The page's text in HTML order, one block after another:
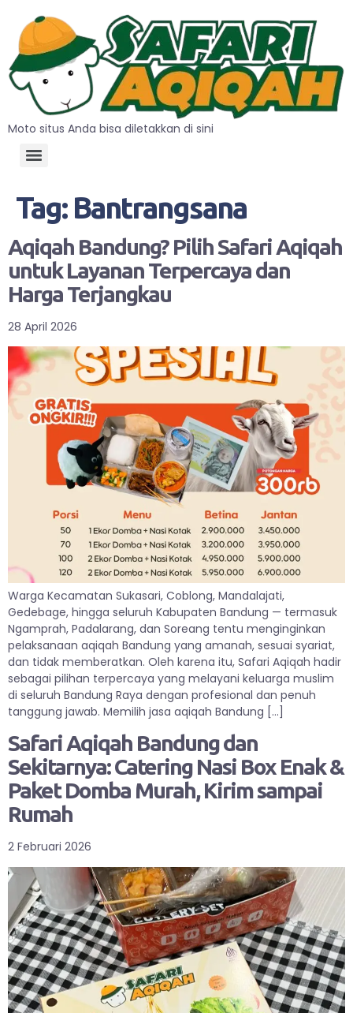
Moto situs Anda bisa diletakkan di sini
Tag: Bantrangsana
Aqiqah Bandung? Pilih Safari Aqiqah
untuk Layanan Terpercaya dan
Harga Terjangkau
28 April 2026
Warga Kecamatan Sukasari, Coblong, Mandalajati,
Gedebage, hingga seluruh Kabupaten Bandung — termasuk
Ngamprah, Padalarang, dan Soreang tentu menginginkan
pelaksanaan aqiqah Bandung yang amanah, sesuai syariat,
dan tidak memberatkan. Oleh karena itu, Safari Aqiqah hadir
sebagai pilihan terpercaya yang melayani keluarga muslim
di seluruh Bandung Raya dengan profesional dan penuh
tanggung jawab. Memilih jasa aqiqah Bandung […]
Safari Aqiqah Bandung dan
Sekitarnya: Catering Nasi Box Enak &
Paket Domba Murah, Kirim sampai
Rumah
2 Februari 2026